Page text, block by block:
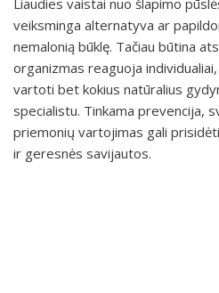
Liaudies vaistai nuo šlapimo
veiksminga alternatyva ar
nemalonią būklę. Tačiau būtina
organizmas reaguoja
vartoti bet kokius natūralius
specialistu. Tinkama prevencija,
priemonių vartojimas gali
ir geresnės savijautos.